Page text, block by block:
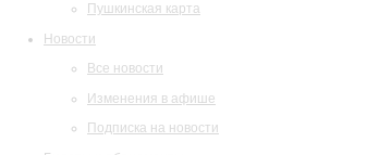
Пушкинская карта
Новости
Все новости
Изменения в афише
Подписка на новости